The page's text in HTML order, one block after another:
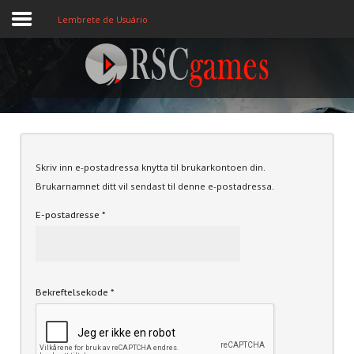
Registre-se
Home
Assine
Ação
Esporte
Lembrete de Usuário
Skriv inn e-postadressa knytta til brukarkontoen din.
Brukarnamnet ditt vil sendast til denne e-postadressa.
E-postadresse *
Bekreftelsekode *